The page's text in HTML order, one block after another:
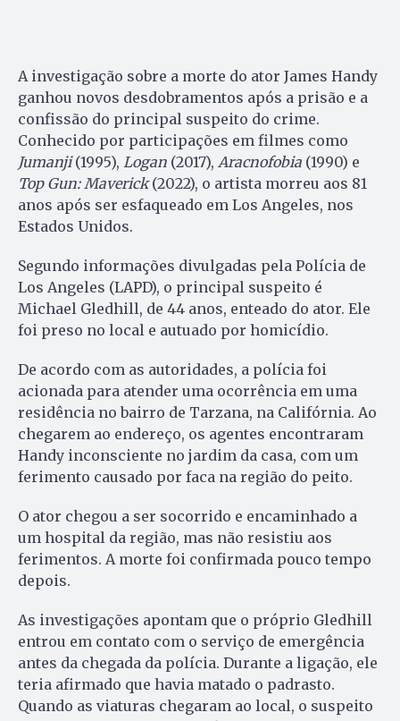
A investigação sobre a morte do ator James Handy
ganhou novos desdobramentos após a prisão e a
confissão do principal suspeito do crime.
Conhecido por participações em filmes como
Jumanji(1995), Logan (2017), Aracnofobia (1990) e
Top Gun: Maverick(2022), o artista morreu aos 81
anos após ser esfaqueado em Los Angeles, nos
Estados Unidos.
Segundo informações divulgadas pela Polícia de
Los Angeles (LAPD), o principal suspeito é
Michael Gledhill, de 44 anos, enteado do ator. Ele
foi preso no local e autuado por homicídio.
De acordo com as autoridades, a polícia foi
acionada para atender uma ocorrência em uma
residência no bairro de Tarzana, na Califórnia. Ao
chegarem ao endereço, os agentes encontraram
Handy inconsciente no jardim da casa, com um
ferimento causado por faca na região do peito.
O ator chegou a ser socorrido e encaminhado a
um hospital da região, mas não resistiu aos
ferimentos. A morte foi confirmada pouco tempo
depois.
As investigações apontam que o próprio Gledhill
entrou em contato com o serviço de emergência
antes da chegada da polícia. Durante a ligação, ele
teria afirmado que havia matado o padrasto.
Quando as viaturas chegaram ao local, o suspeito